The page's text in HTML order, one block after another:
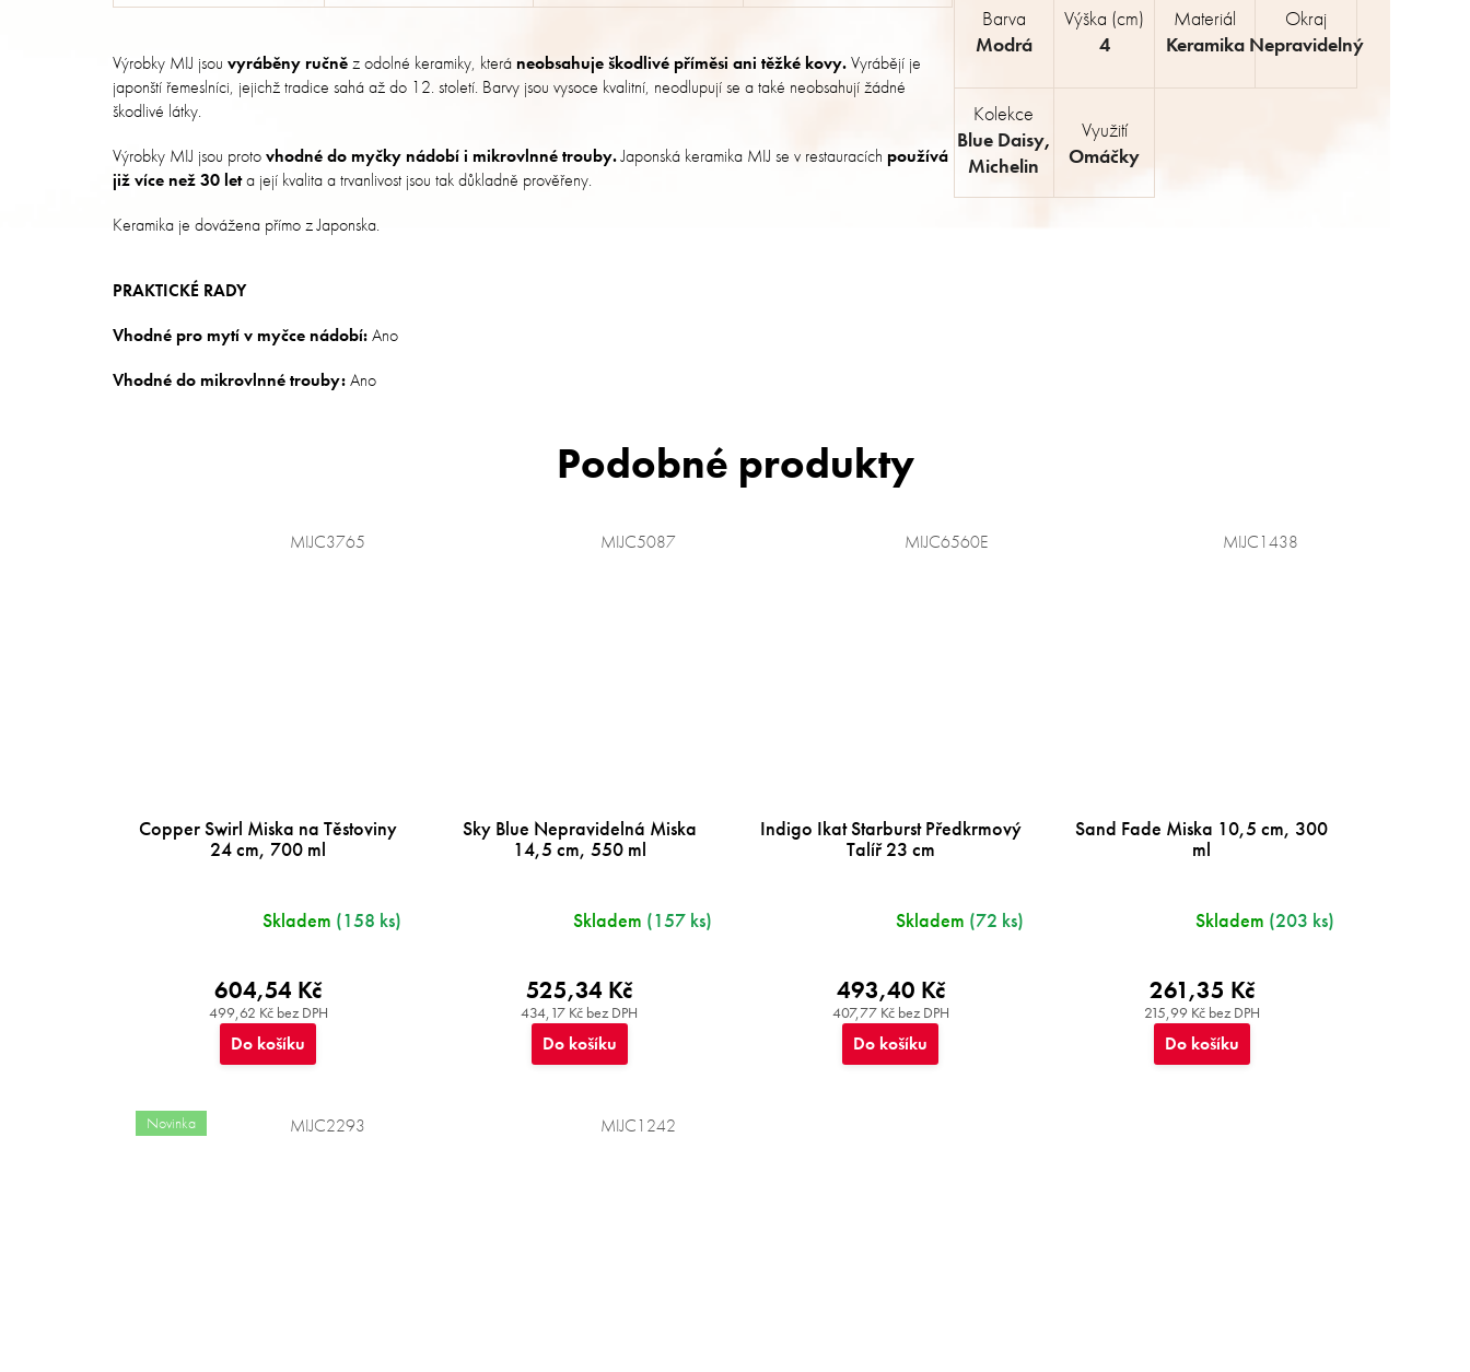
Výrobky MIJ jsou vyráběny ručněz odolné keramiky, která neobsahuje škodlivé příměsi ani těžké kovy.Vyrábějí je
japonští řemeslníci, jejichž tradice sahá až do 12. století. Barvy jsou vysoce kvalitní, neodlupují se a také neobsahují žádné
škodlivé látky.
Výrobky MIJ jsou protovhodné do myčky nádobí i mikrovlnné trouby.Japonská keramika MIJ se v restauracích používá
již více než 30 leta její kvalita a trvanlivost jsou tak důkladně prověřeny.
Keramika je dovážena přímo z Japonska.
PRAKTICKÉ RADY
Vhodné pro mytí v myčce nádobí:Ano
Vhodné do mikrovlnné trouby:Ano
Barva
Modrá
Výška (cm)
4
Materiál
Keramika
Okraj
Nepravidelný
Kolekce
Blue Daisy,
Michelin
Využití
Omáčky
Copper Swirl Miska na Těstoviny
24 cm, 700 ml
Skladem (158 ks)
499,62 Kč bez DPH
604,54 Kč
Do košíku
MIJC3765
Sky Blue Nepravidelná Miska
14,5 cm, 550 ml
Skladem (157 ks)
434,17 Kč bez DPH
525,34 Kč
Do košíku
MIJC5087
Indigo Ikat Starburst Předkrmový
Talíř 23 cm
Skladem (72 ks)
407,77 Kč bez DPH
493,40 Kč
Do košíku
MIJC6560E
Sand Fade Miska 10,5 cm, 300
ml
Skladem (203 ks)
215,99 Kč bez DPH
261,35 Kč
Do košíku
MIJC1438
Novinka MIJC2293 MIJC1242